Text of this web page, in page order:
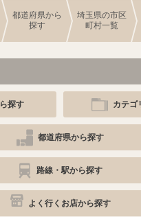
都道府県から
探す
埼玉県の市区
町村一覧
探す カテゴ
都道府県から探す
路線・駅から探す
よく行くお店から探す